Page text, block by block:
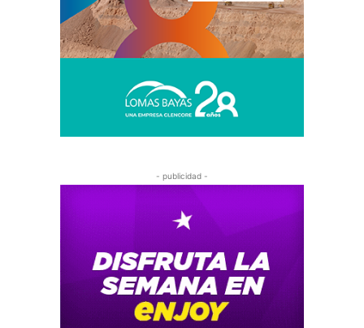
- publicidad -